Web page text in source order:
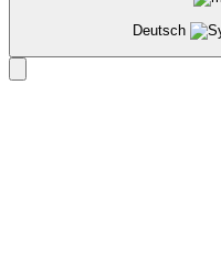
Deutsch